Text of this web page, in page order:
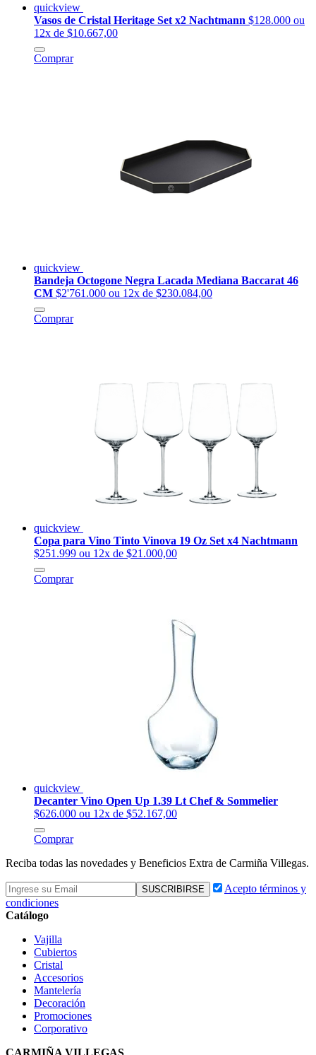
quickview
Vasos de Cristal Heritage Set x2 Nachtmann $128.000 ou
12x de $10.667,00
Comprar
quickview
Bandeja Octogone Negra Lacada Mediana Baccarat 46
CM $2'761.000 ou 12x de $230.084,00
Comprar
quickview
Copa para Vino Tinto Vinova 19 Oz Set x4 Nachtmann
$251.999 ou 12x de $21.000,00
Comprar
quickview
Decanter Vino Open Up 1.39 Lt Chef & Sommelier
$626.000 ou 12x de $52.167,00
Comprar
Reciba todas las novedades y Beneficios Extra de Carmiña Villegas.
Acepto términos y
condiciones
Catálogo
Vajilla
Cubiertos
Cristal
Accesorios
Mantelería
Decoración
Promociones
Corporativo
CARMIÑA VILLEGAS